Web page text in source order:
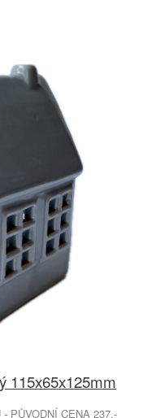
115x65x125mm
PŮVODNÍ CENA 237.-